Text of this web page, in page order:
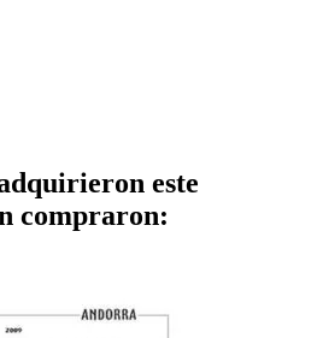
este
compraron: